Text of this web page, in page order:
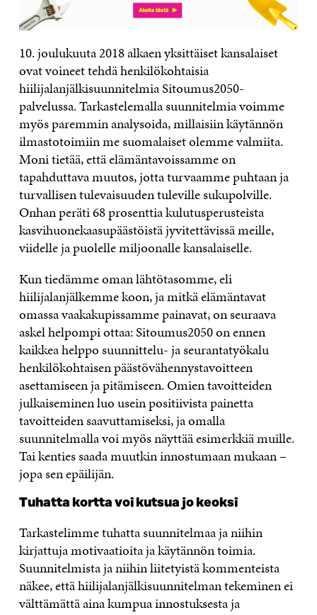
10. joulukuuta 2018 alkaen yksittäiset kansalaiset
ovat voineet tehdä henkilökohtaisia
hiilijalanjälkisuunnitelmia Sitoumus2050-
palvelussa. Tarkastelemalla suunnitelmia voimme
myös paremmin analysoida, millaisiin käytännön
ilmastotoimiin me suomalaiset olemme valmiita.
Moni tietää, että elämäntavoissamme on
tapahduttava muutos, jotta turvaamme puhtaan ja
turvallisen tulevaisuuden tuleville sukupolville.
Onhan peräti 68 prosenttia kulutusperusteista
kasvihuonekaasupäästöistä jyvitettävissä meille,
viidelle ja puolelle miljoonalle kansalaiselle.
Kun tiedämme oman lähtötasomme, eli
hiilijalanjälkemme koon, ja mitkä elämäntavat
omassa vaakakupissamme painavat, on seuraava
askel helpompi ottaa: Sitoumus2050 on ennen
kaikkea helppo suunnittelu- ja seurantatyökalu
henkilökohtaisen päästövähennystavoitteen
asettamiseen ja pitämiseen. Omien tavoitteiden
julkaiseminen luo usein positiivista painetta
tavoitteiden saavuttamiseksi, ja omalla
suunnitelmalla voi myös näyttää esimerkkiä muille.
Tai kenties saada muutkin innostumaan mukaan –
jopa sen epäilijän.
Tuhatta kortta voi kutsua jo keoksi
Tarkastelimme tuhatta suunnitelmaa ja niihin
kirjattuja motivaatioita ja käytännön toimia.
Suunnitelmista ja niihin liitetyistä kommenteista
näkee, että hiilijalanjälkisuunnitelman tekeminen ei
välttämättä aina kumpua innostuksesta ja